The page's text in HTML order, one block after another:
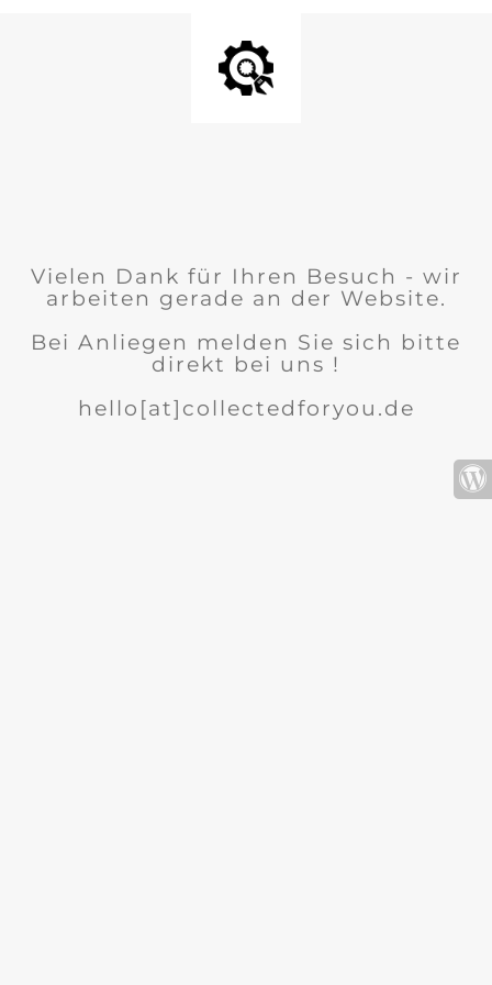
Vielen Dank für Ihren Besuch - wir
arbeiten gerade an der Website.
Bei Anliegen melden Sie sich bitte
direkt bei uns !
hello[at]collectedforyou.de